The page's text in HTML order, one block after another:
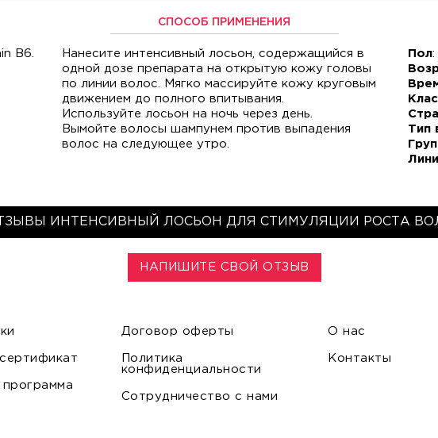
B6.
СПОСОБ ПРИМЕНЕНИЯ
Нанесите интенсивный лосьон, содержащийся в
одной дозе препарата на открытую кожу головы
по линии волос. Мягко массируйте кожу круговым
движением до полного впитывания.
Используйте лосьон на ночь через день.
Вымойте волосы шампунем против выпадения
волос на следующее утро.
Пол:
Тип
ИНТЕНСИВНЫЙ ЛОСЬОН ДЛЯ СТИМУЛЯЦИИ РОСТА
НАПИШИТЕ СВОЙ ОТЗЫВ
программа
Договор оферты
Политика
конфиденциальности
Сотрудничество с нами
О нас
Контакты